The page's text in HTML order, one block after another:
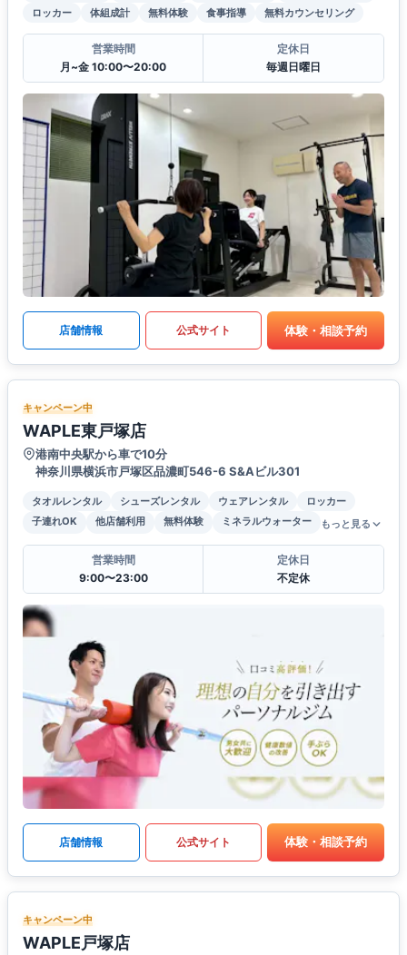
ロッカー
体組成計 無料体験 食事指導 無料カウンセリング
営業時間
月~金 10:00〜20:00
定休日
毎週日曜日
店舗情報 公式サイト 体験・相談予約
キャンペーン中
WAPLE東戸塚店
港南中央駅から車で10分
神奈川県横浜市戸塚区品濃町546-6 S&Aビル301
タオルレンタル シューズレンタル ウェアレンタル
ロッカー
子連れOK
他店舗利用 無料体験 ミネラルウォーター もっと見る
営業時間
9:00〜23:00
定休日
不定休
店舗情報 公式サイト 体験・相談予約
キャンペーン中
WAPLE戸塚店